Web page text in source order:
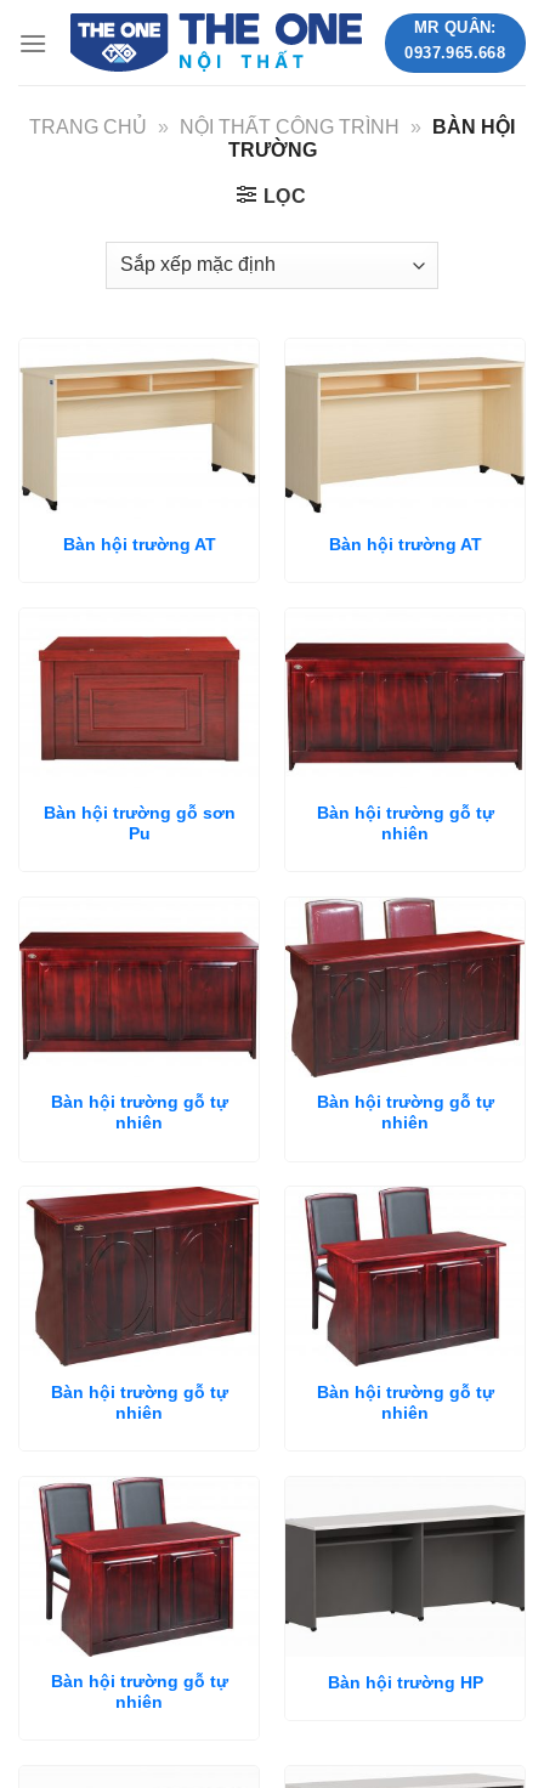
MR QUÂN:
0937.965.668
TRANG CHỦ » NỘI THẤT CÔNG TRÌNH »
BÀN HỘI
TRƯỜNG
LỌC
Bàn hội trường AT Bàn hội trường AT
Bàn hội trường gỗ sơn
Pu
Bàn hội trường gỗ tự
nhiên
Bàn hội trường gỗ tự
nhiên
Bàn hội trường gỗ tự
nhiên
Bàn hội trường gỗ tự
nhiên
Bàn hội trường gỗ tự
nhiên
Bàn hội trường gỗ tự
nhiên
Bàn hội trường HP